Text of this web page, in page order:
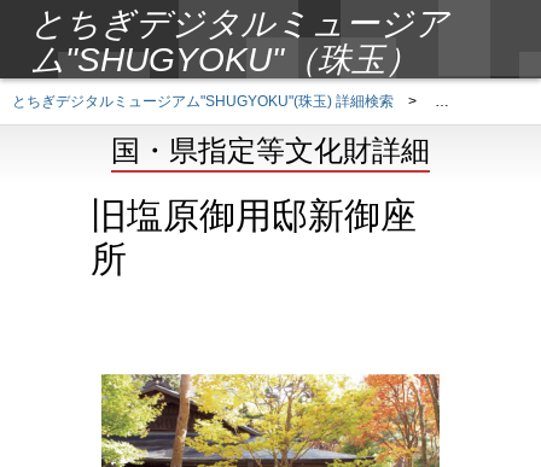
とちぎデジタルミュージア
ム"SHUGYOKU"（珠玉）
とちぎデジタルミュージアム"SHUGYOKU"(珠玉) 詳細検索 > 国・県指定等文
国・県指定等文化財詳細
旧塩原御用邸新御座
所